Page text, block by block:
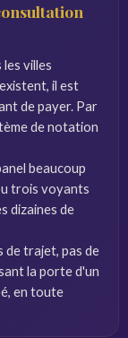
villes
il est
de payer. Par
de notation
beaucoup
trois voyants
dizaines de
de trajet, pas de
la porte d'un
en toute